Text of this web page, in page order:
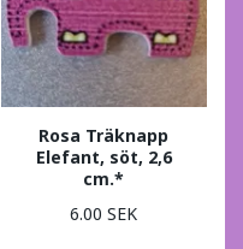
Rosa Träknapp
Elefant, söt, 2,6
cm.*
6.00 SEK